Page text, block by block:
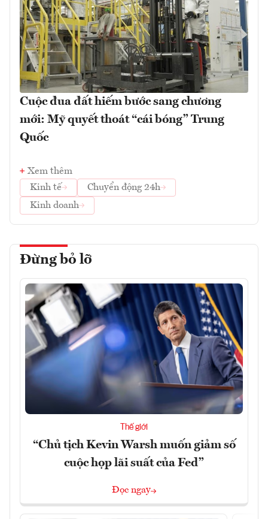
Cuộc đua đất hiếm bước sang chương
mới: Mỹ quyết thoát “cái bóng” Trung
Quốc
Xem thêm
Kinh tế
Chuyển động 24h
Kinh doanh
Đừng bỏ lỡ
Thế giới
“Chủ tịch Kevin Warsh muốn giảm số
cuộc họp lãi suất của Fed”
Đọc ngay